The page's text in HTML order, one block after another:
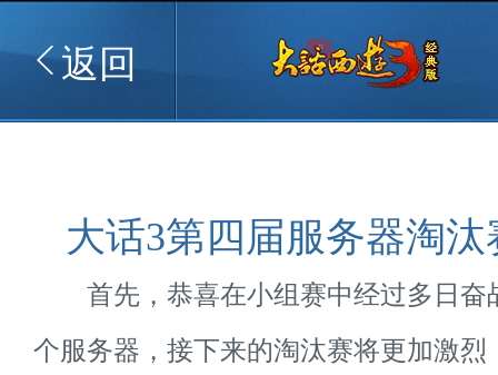
返回
大话3第四届服务器淘
首先，恭喜在小组赛中经过多日奋
个服务器，接下来的淘汰赛将更加激